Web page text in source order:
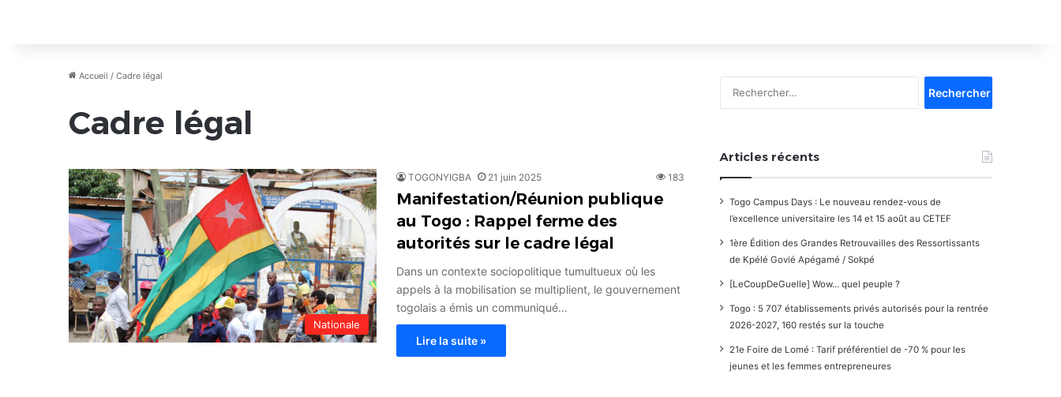
Accueil / Cadre légal
Cadre légal
Nationale
TOGONYIGBA 21 juin 2025 183
Manifestation/Réunion publique
au Togo : Rappel ferme des
autorités sur le cadre légal
Dans un contexte sociopolitique tumultueux où les
appels à la mobilisation se multiplient, le gouvernement
togolais a émis un communiqué…
Lire la suite »
Articles récents
Togo Campus Days : Le nouveau rendez-vous de
l’excellence universitaire les 14 et 15 août au CETEF
1ère Édition des Grandes Retrouvailles des Ressortissants
de Kpélé Govié Apégamé / Sokpé
[LeCoupDeGuelle] Wow… quel peuple ?
Togo : 5 707 établissements privés autorisés pour la rentrée
2026-2027, 160 restés sur la touche
21e Foire de Lomé : Tarif préférentiel de -70 % pour les
jeunes et les femmes entrepreneures